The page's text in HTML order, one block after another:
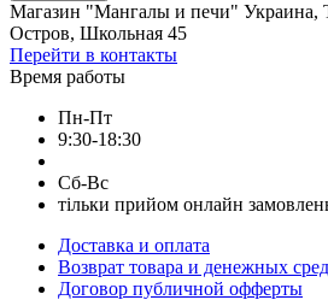
Магазин "Мангалы и печи" Украина,
Остров, Школьная 45
Перейти в контакты
Время работы
Пн-Пт
9:30-18:30
Сб-Вс
тільки прийом онлайн
Доставка и оплата
Возврат товара и денежных
Договор публичной офферты